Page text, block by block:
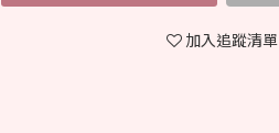
加入追蹤清單